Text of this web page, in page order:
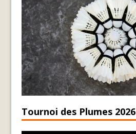
Tournoi des Plumes 2026